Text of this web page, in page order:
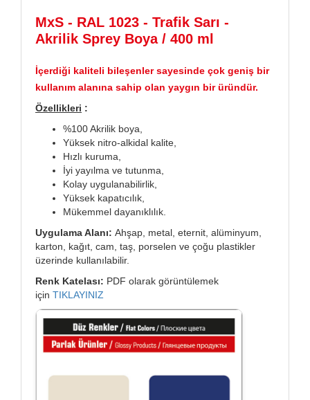
MxS - RAL 1023 - Trafik Sarı -
Akrilik Sprey Boya / 400 ml
İçerdiği kaliteli bileşenler sayesinde çok geniş bir
kullanım alanına sahip olan yaygın bir üründür.
Özellikleri :
%100 Akrilik boya,
Yüksek nitro-alkidal kalite,
Hızlı kuruma,
İyi yayılma ve tutunma,
Kolay uygulanabilirlik,
Yüksek kapatıcılık,
Mükemmel dayanıklılık.
Uygulama Alanı: Ahşap, metal, eternit, alüminyum,
karton, kağıt, cam, taş, porselen ve çoğu plastikler
üzerinde kullanılabilir.
Renk Katelası: PDF olarak görüntülemek
için TIKLAYINIZ